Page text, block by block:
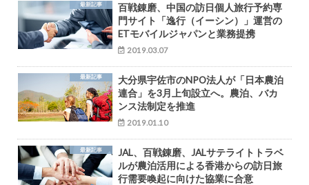
最新記事
百戦錬磨、中国の訪日個人旅行予約専
門サイト「逸行（イーシン）」運営の
ETモバイルジャパンと業務提携
2019.03.07
最新記事
大分県宇佐市のNPO法人が「日本農泊
連合」を3月上旬設立へ。農泊、バカ
ンス法制定を推進
2019.01.10
最新記事
JAL、百戦錬磨、JALサテライトトラベ
ルが農泊活用による香港からの訪日旅
行需要喚起に向けた協業に合意